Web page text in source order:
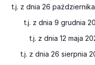
t.j. z dnia 26
t.j. z dnia 9 grudnia
t.j. z dnia 12 maja
t.j. z dnia 26 sierpnia